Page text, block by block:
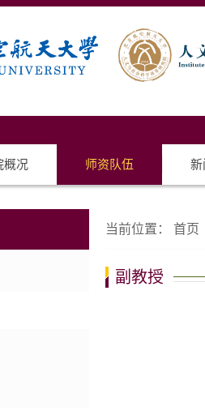
概况 师资队伍 新
当前位置： 首页
副教授